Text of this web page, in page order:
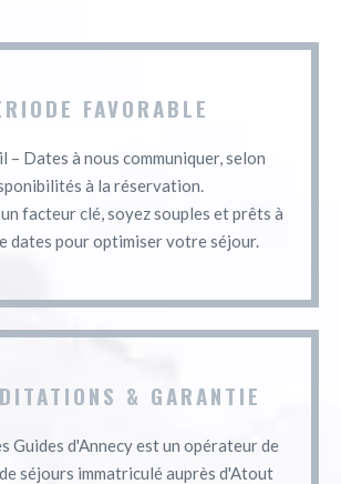
FAVORABLE
– Dates à nous communiquer, selon
à la réservation.
facteur clé, soyez souples et prêts à
dates pour optimiser votre séjour.
& GARANTIE
Guides d'Annecy est un opérateur de
séjours immatriculé auprès d'Atout